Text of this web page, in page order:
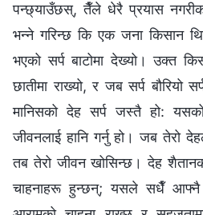
पन्छ्याउँछस्, तैँले धेरै प्रयास
भन्‍ने गरिन्छ कि एक जना किसान
भएको सर्प बाटोमा देख्यो। उक्त
छातीमा राख्यो, र जब सर्प बौरियो
मानिसको देह सर्प जस्तै हो:
जीवनलाई हानि गर्नु हो। जब तेरो
तब तेरो जीवन खोसिन्छ। देह
चाहनाहरू हुन्छन्; यसले सधैँ